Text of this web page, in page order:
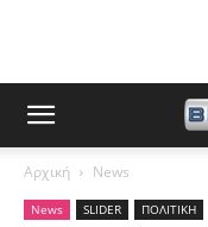
Αρχική News
News SLIDER ΠΟΛΙΤΙΚΗ